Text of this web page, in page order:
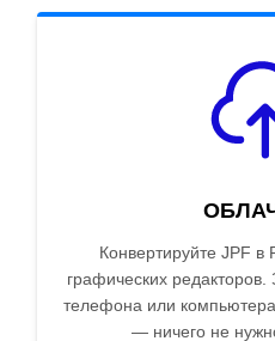
Конвертируйте JPF в
графических редакторов.
телефона или
— ничего не